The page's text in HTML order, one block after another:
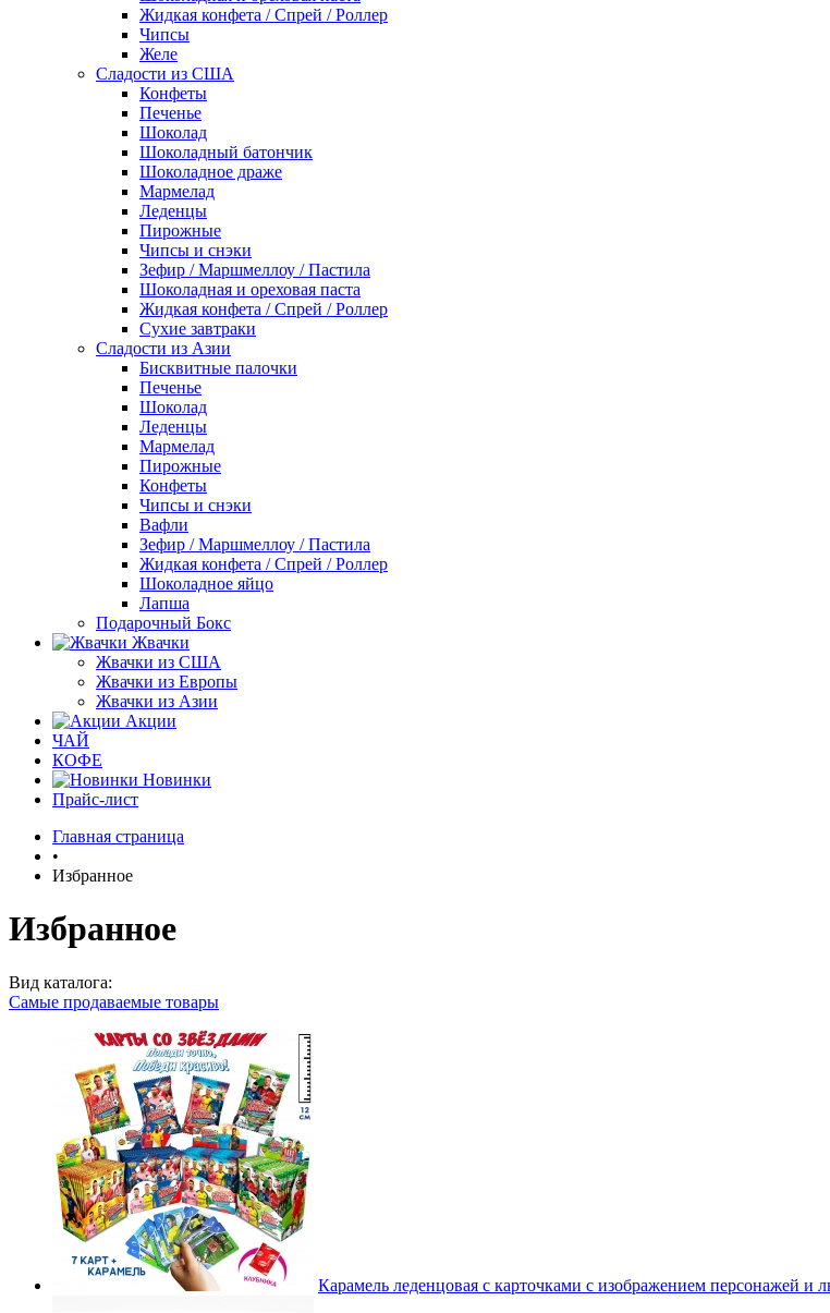
Жидкая конфета / Спрей / Роллер
Чипсы
Желе
Сладости из США
Конфеты
Печенье
Шоколад
Шоколадный батончик
Шоколадное драже
Мармелад
Леденцы
Пирожные
Чипсы и снэки
Зефир / Маршмеллоу / Пастила
Шоколадная и ореховая паста
Жидкая конфета / Спрей / Роллер
Сухие завтраки
Сладости из Азии
Бисквитные палочки
Печенье
Шоколад
Леденцы
Мармелад
Пирожные
Конфеты
Чипсы и снэки
Вафли
Зефир / Маршмеллоу / Пастила
Жидкая конфета / Спрей / Роллер
Шоколадное яйцо
Лапша
Подарочный Бокс
Жвачки
Жвачки из США
Жвачки из Европы
Жвачки из Азии
Акции
ЧАЙ
КОФЕ
Новинки
Прайс-лист
Главная страница
•
Избранное
Избранное
Вид каталога:
Самые продаваемые товары
Карамель леденцовая с карточками с изображением персонажей и